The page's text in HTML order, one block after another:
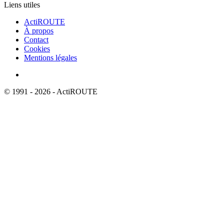
Liens utiles
ActiROUTE
À propos
Contact
Cookies
Mentions légales
© 1991 - 2026 - ActiROUTE